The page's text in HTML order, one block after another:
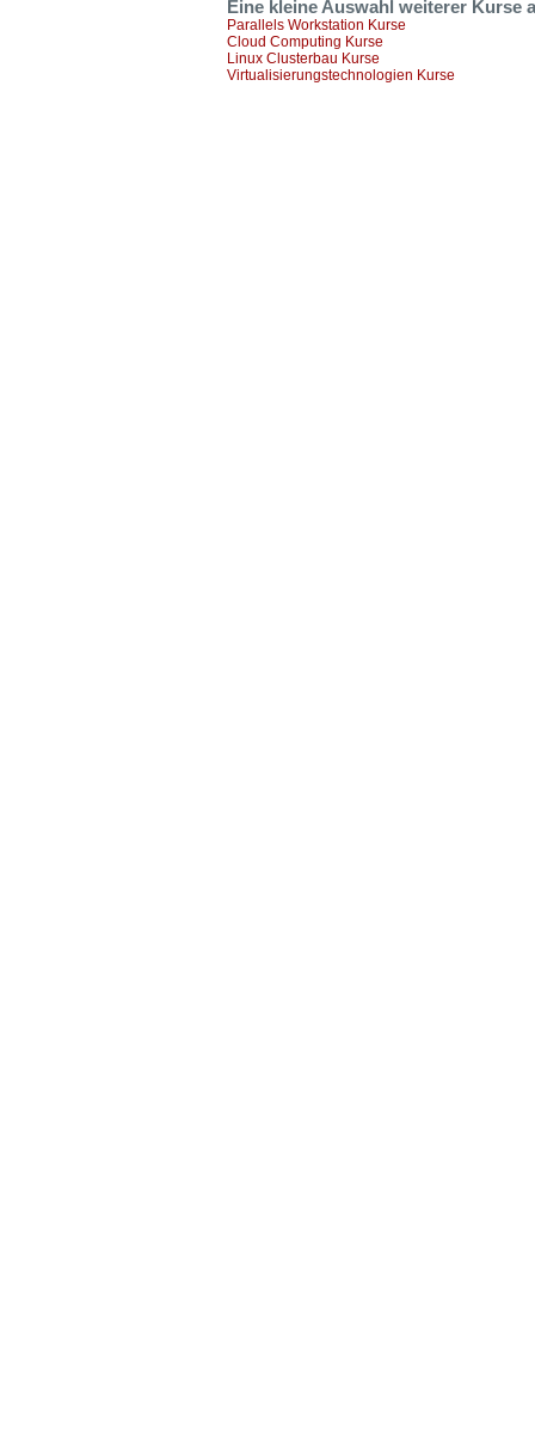
Eine kleine Auswahl weiterer
Parallels Workstation Kurse
Cloud Computing Kurse
Linux Clusterbau Kurse
Virtualisierungstechnologien Kurse